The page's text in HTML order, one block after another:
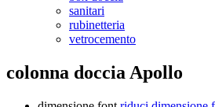
sanitari
rubinetteria
vetrocemento
colonna doccia Apollo